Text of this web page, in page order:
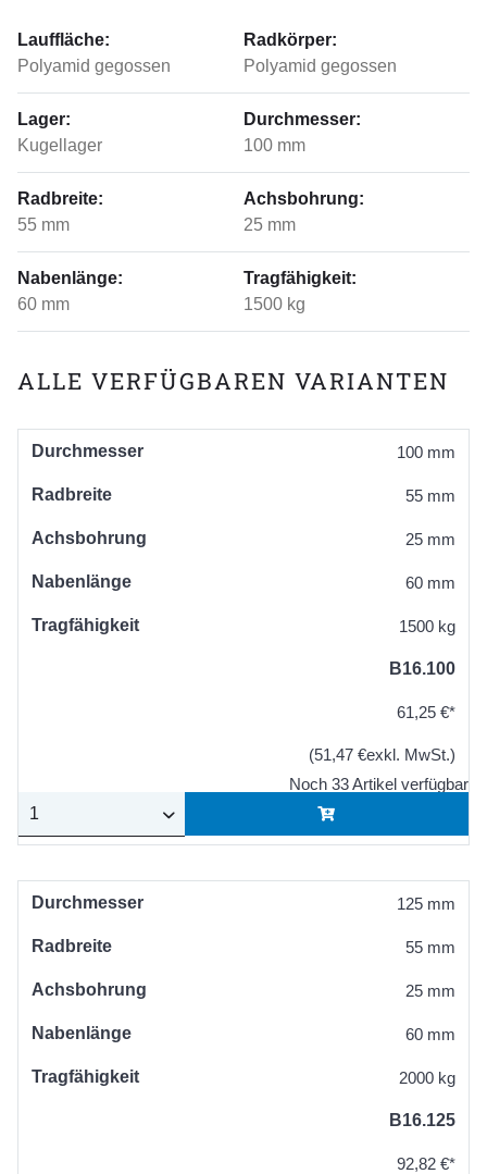
Lauffläche:
Polyamid gegossen
Radkörper:
Polyamid gegossen
Lager:
Kugellager
Durchmesser:
100 mm
Radbreite:
55 mm
Achsbohrung:
25 mm
Nabenlänge:
60 mm
Tragfähigkeit:
1500 kg
ALLE VERFÜGBAREN VARIANTEN
Durchmesser 100 mm
Radbreite 55 mm
Achsbohrung 25 mm
Nabenlänge 60 mm
Tragfähigkeit 1500 kg
B16.100
61,25 €*
(51,47 €exkl. MwSt.)
Noch 33 Artikel verfügbar
Durchmesser 125 mm
Radbreite 55 mm
Achsbohrung 25 mm
Nabenlänge 60 mm
Tragfähigkeit 2000 kg
B16.125
92,82 €*